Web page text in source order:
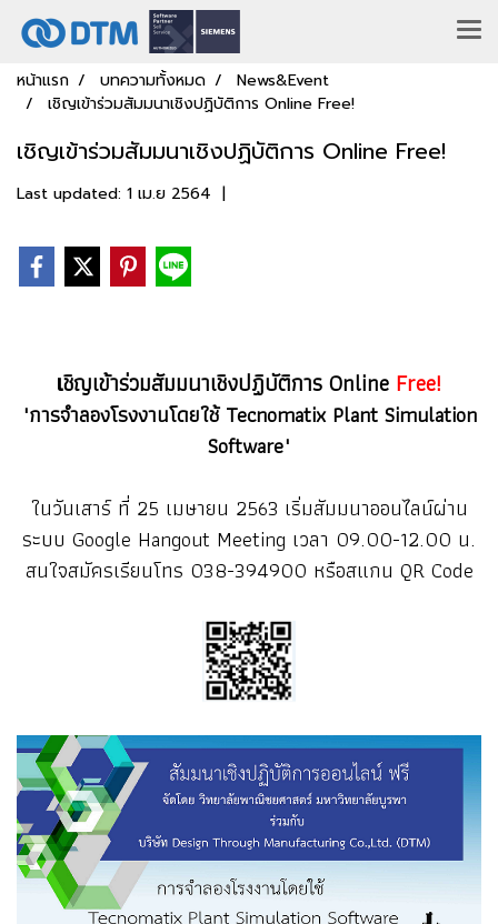
หน้าแรก บทความทั้งหมด
News&Event
เชิญเข้าร่วมสัมมนาเชิงปฏิบัติการ Online Free!
เชิญเข้าร่วมสัมมนาเชิงปฏิบัติการ Online Free!
Last updated: 1 เม.ย 2564 |
เชิญเข้าร่วมสัมมนาเชิงปฏิบัติการ Online Free!
"การจำลองโรงงานโดยใช้ Tecnomatix Plant Simulation
Software"
ในวันเสาร์ ที่ 25 เมษายน 2563 เริ่มสัมมนาออนไลน์ผ่าน
ระบบ Google Hangout Meeting เวลา 09.00-12.00 น.
สนใจสมัครเรียนโทร 038-394900 หรือสแกน QR Code